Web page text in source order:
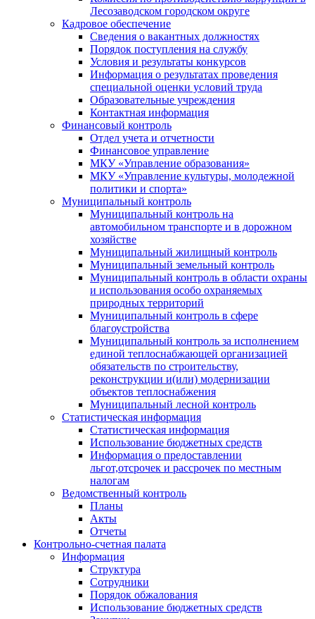
Лесозаводском городском округе
Кадровое обеспечение
Сведения о вакантных должностях
Порядок поступления на службу
Условия и результаты конкурсов
Информация о результатах проведения
специальной оценки условий труда
Образовательные учреждения
Контактная информация
Финансовый контроль
Отдел учета и отчетности
Финансовое управление
МКУ «Управление образования»
МКУ «Управление культуры, молодежной
политики и спорта»
Муниципальный контроль
Муниципальный контроль на
автомобильном транспорте и в дорожном
хозяйстве
Муниципальный жилищный контроль
Муниципальный земельный контроль
Муниципальный контроль в области охраны
и использования особо охраняемых
природных территорий
Муниципальный контроль в сфере
благоустройства
Муниципальный контроль за исполнением
единой теплоснабжающей организацией
обязательств по строительству,
реконструкции и(или) модернизации
объектов теплоснабжения
Муниципальный лесной контроль
Статистическая информация
Статистическая информация
Использование бюджетных средств
Информация о предоставлении
льгот,отсрочек и рассрочек по местным
налогам
Ведомственный контроль
Планы
Акты
Отчеты
Контрольно-счетная палата
Информация
Структура
Сотрудники
Порядок обжалования
Использование бюджетных средств